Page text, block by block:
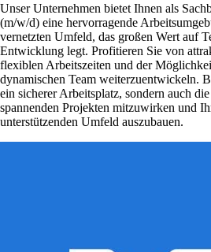
Unser Unternehmen bietet Ihnen als
(m/w/d) eine hervorragende
vernetzten Umfeld, das großen Wert auf
Entwicklung legt. Profitieren Sie von
flexiblen Arbeitszeiten und der
dynamischen Team weiterzuentwickeln.
ein sicherer Arbeitsplatz, sondern auch
spannenden Projekten mitzuwirken und
unterstützenden Umfeld auszubauen.